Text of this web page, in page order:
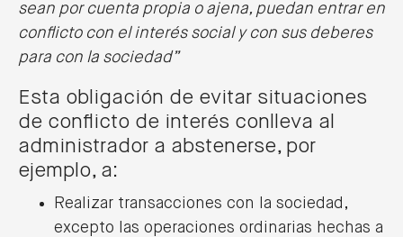
sean por cuenta propia o ajena, puedan entrar en
conflicto con el interés social y con sus deberes
para con la sociedad”
Esta obligación de evitar situaciones
de conflicto de interés conlleva al
administrador a abstenerse, por
ejemplo, a:
Realizar transacciones con la sociedad,
excepto las operaciones ordinarias hechas a